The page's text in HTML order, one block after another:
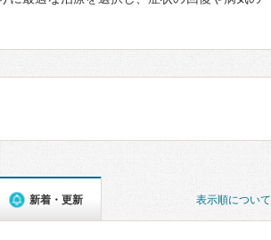
表示順について
新着・更新